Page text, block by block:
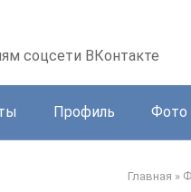
соцсети ВКонтакте
Профиль Фото
Главная »